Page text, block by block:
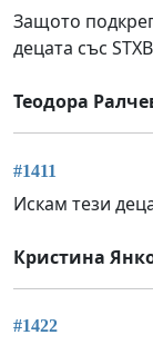
Защото
децата със
Теодора
#1411
Искам тези
Кристина
#1422